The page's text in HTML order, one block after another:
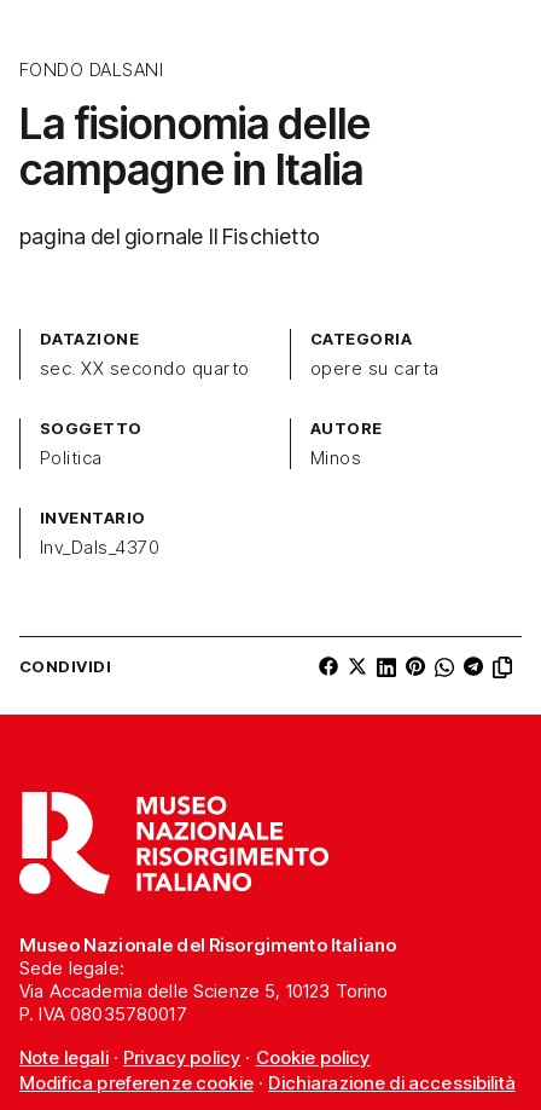
FONDO DALSANI
La fisionomia delle
campagne in Italia
pagina del giornale Il Fischietto
DATAZIONE
sec. XX secondo quarto
CATEGORIA
opere su carta
SOGGETTO
Politica
AUTORE
Minos
INVENTARIO
Inv_Dals_4370
CONDIVIDI
Museo Nazionale del Risorgimento Italiano
Sede legale:
Via Accademia delle Scienze 5, 10123 Torino
P. IVA 08035780017
Note legali· Privacy policy · Cookie policy
Modifica preferenze cookie· Dichiarazione di accessibilità